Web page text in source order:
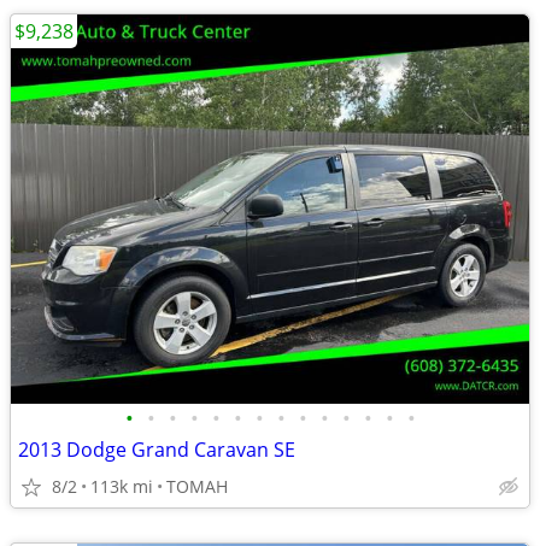
• • • • • • • • • • • • • •
2013 Dodge Grand Caravan SE
8/2 113k mi TOMAH
$9,238